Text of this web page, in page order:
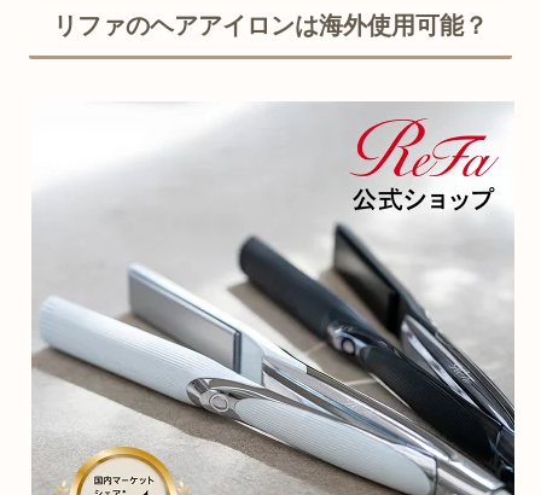
リファのヘアアイロンは海外使用可能？